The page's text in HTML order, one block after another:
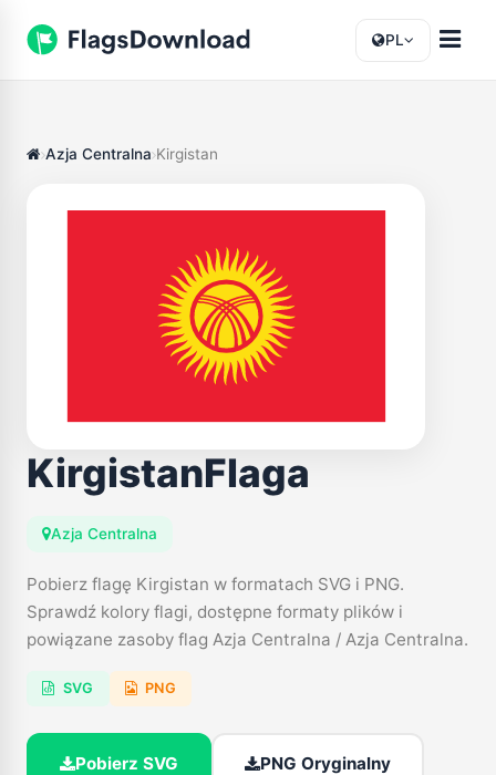
PL
Azja Centralna Kirgistan
KirgistanFlaga
Azja Centralna
Pobierz flagę Kirgistan w formatach SVG i PNG.
Sprawdź kolory flagi, dostępne formaty plików i
powiązane zasoby flag Azja Centralna / Azja Centralna.
SVG PNG
Pobierz SVG PNG Oryginalny